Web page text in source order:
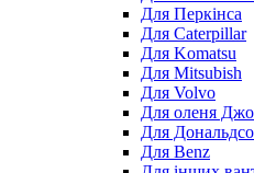
Для Перкінса
Для Caterpillar
Для Komatsu
Для Mitsubish
Для Volvo
Для оленя
Для
Для Benz